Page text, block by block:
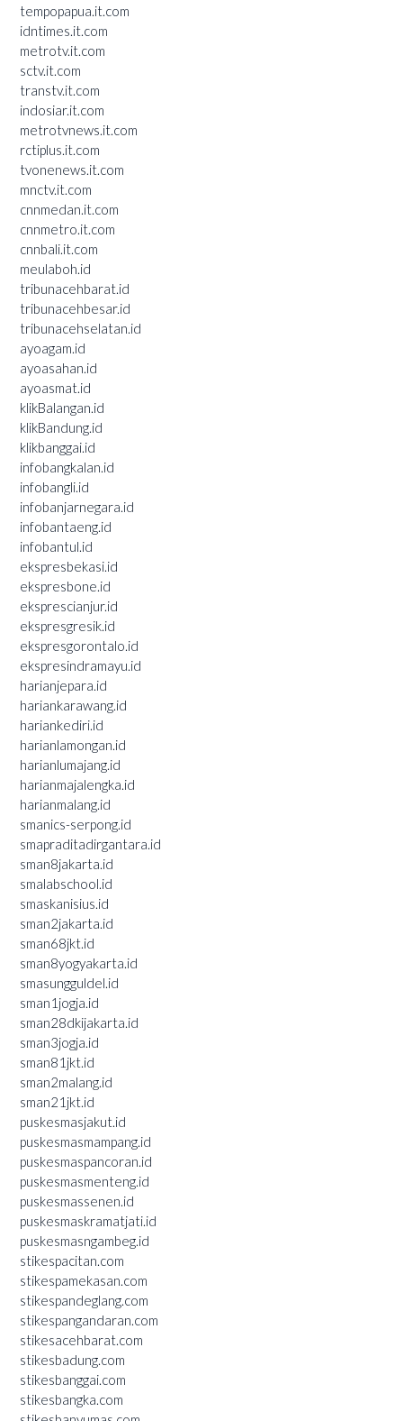
tempopapua.it.com
idntimes.it.com
metrotv.it.com
sctv.it.com
transtv.it.com
indosiar.it.com
metrotvnews.it.com
rctiplus.it.com
tvonenews.it.com
mnctv.it.com
cnnmedan.it.com
cnnmetro.it.com
cnnbali.it.com
meulaboh.id
tribunacehbarat.id
tribunacehbesar.id
tribunacehselatan.id
ayoagam.id
ayoasahan.id
ayoasmat.id
klikBalangan.id
klikBandung.id
klikbanggai.id
infobangkalan.id
infobangli.id
infobanjarnegara.id
infobantaeng.id
infobantul.id
ekspresbekasi.id
ekspresbone.id
eksprescianjur.id
ekspresgresik.id
ekspresgorontalo.id
ekspresindramayu.id
harianjepara.id
hariankarawang.id
hariankediri.id
harianlamongan.id
harianlumajang.id
harianmajalengka.id
harianmalang.id
smanics-serpong.id
smapraditadirgantara.id
sman8jakarta.id
smalabschool.id
smaskanisius.id
sman2jakarta.id
sman68jkt.id
sman8yogyakarta.id
smasungguldel.id
sman1jogja.id
sman28dkijakarta.id
sman3jogja.id
sman81jkt.id
sman2malang.id
sman21jkt.id
puskesmasjakut.id
puskesmasmampang.id
puskesmaspancoran.id
puskesmasmenteng.id
puskesmassenen.id
puskesmaskramatjati.id
puskesmasngambeg.id
stikespacitan.com
stikespamekasan.com
stikespandeglang.com
stikespangandaran.com
stikesacehbarat.com
stikesbadung.com
stikesbanggai.com
stikesbangka.com